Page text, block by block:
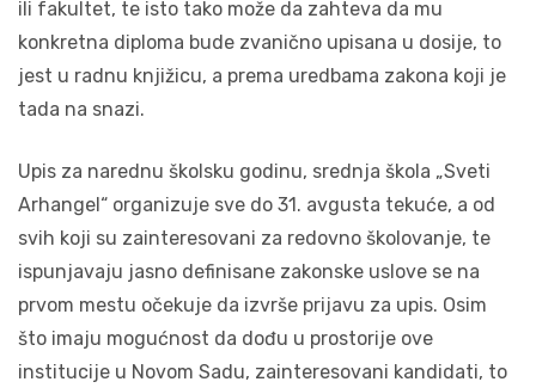
ili fakultet, te isto tako može da zahteva da mu
konkretna diploma bude zvanično upisana u dosije, to
jest u radnu knjižicu, a prema uredbama zakona koji je
tada na snazi.
Upis za narednu školsku godinu, srednja škola „Sveti
Arhangel“ organizuje sve do 31. avgusta tekuće, a od
svih koji su zainteresovani za redovno školovanje, te
ispunjavaju jasno definisane zakonske uslove se na
prvom mestu očekuje da izvrše prijavu za upis. Osim
što imaju mogućnost da dođu u prostorije ove
institucije u Novom Sadu, zainteresovani kandidati, to